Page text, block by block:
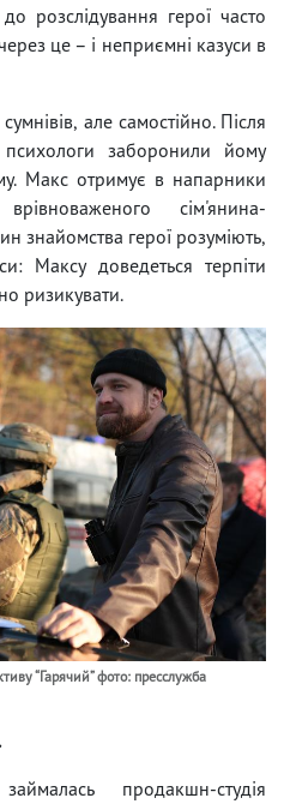
розслідування герої часто
це – і неприємні казуси в
але самостійно. Після
заборонили йому
Макс отримує в напарники
сім'янина-
знайомства герої розуміють,
Максу доведеться терпіти
ризикувати.
“Гарячий” фото: пресслужба
продакшн-студія